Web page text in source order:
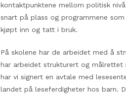
kontaktpunktene mellom politisk
snart på plass og programmene
kjøpt inn og tatt i bruk.
På skolene har de arbeidet med å
har arbeidet strukturert og målrettet
har vi signert en avtale med
landet på leseferdigheter hos barn.